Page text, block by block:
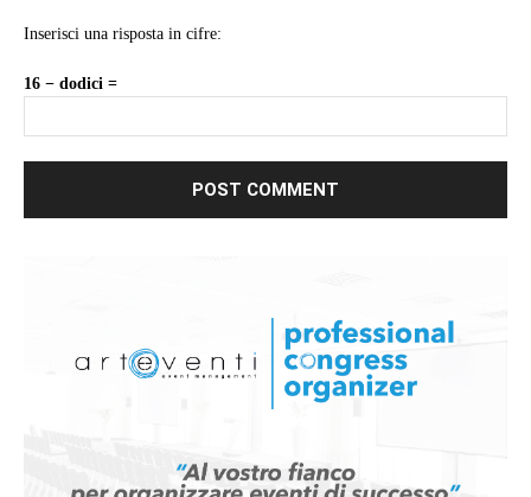
Inserisci una risposta in cifre:
16 − dodici =